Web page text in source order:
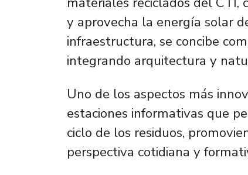
y aprovecha la energía solar
infraestructura, se concibe
integrando arquitectura y
Uno de los aspectos más
estaciones informativas que
ciclo de los residuos,
perspectiva cotidiana y